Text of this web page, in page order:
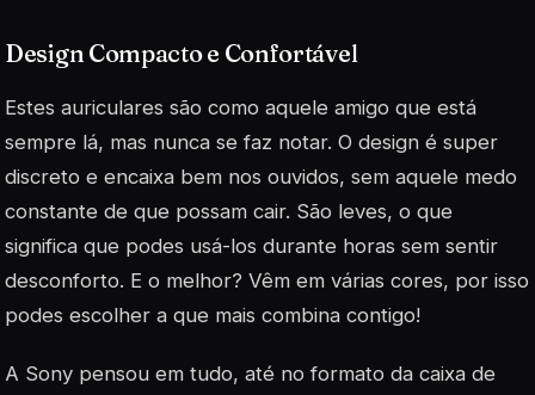
Design Compacto e Confortável
Estes auriculares são como aquele amigo que está
sempre lá, mas nunca se faz notar. O design é super
discreto e encaixa bem nos ouvidos, sem aquele medo
constante de que possam cair. São leves, o que
significa que podes usá-los durante horas sem sentir
desconforto. E o melhor? Vêm em várias cores, por isso
podes escolher a que mais combina contigo!
A Sony pensou em tudo, até no formato da caixa de